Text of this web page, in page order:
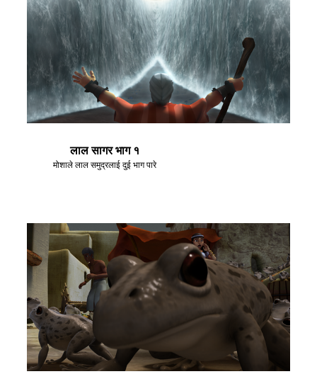
लाल सागर भाग १
मोशाले लाल समुद्रलाई दुई भाग पारे